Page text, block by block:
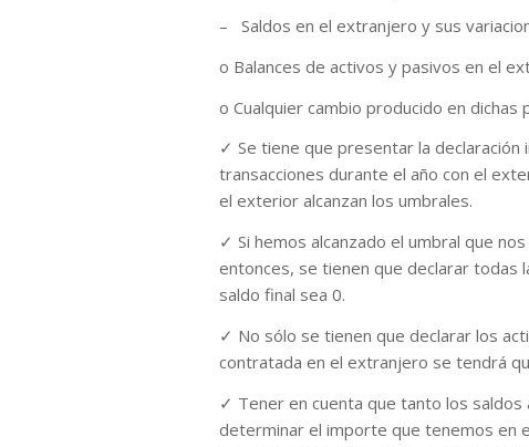
– Saldos en el extranjero y sus
o Balances de activos y pasivos en el
o Cualquier cambio producido en dichas
✓ Se tiene que presentar la
transacciones durante el año con el
el exterior alcanzan los umbrales.
✓ Si hemos alcanzado el umbral que
entonces, se tienen que declarar todas
saldo final sea 0.
✓ No sólo se tienen que declarar los
contratada en el extranjero se tendrá
✓ Tener en cuenta que tanto los
determinar el importe que tenemos en